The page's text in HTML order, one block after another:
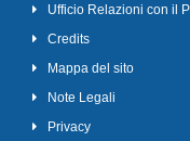
Ufficio Relazioni con il
Credits
Mappa del sito
Note Legali
Privacy